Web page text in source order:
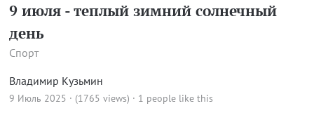
9 июля - теплый зимний солнечный
день
Спорт
Владимир Кузьмин
9 Июль 2025 · (1765 views) · 1 people like this